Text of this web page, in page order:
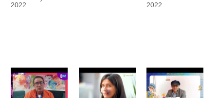
formar
2022
IDIPRON con
Vigencia 2021
2022